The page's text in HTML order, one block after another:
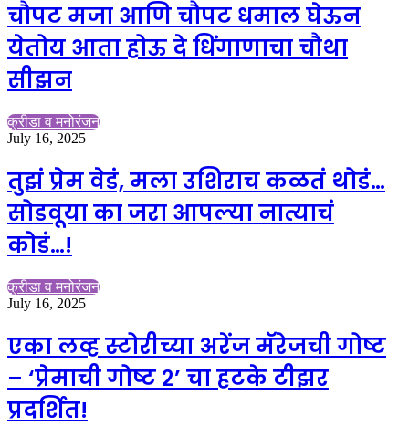
चौपट मजा आणि चौपट धमाल घेऊन
येतोय आता होऊ दे धिंगाणाचा चौथा
सीझन
क्रीडा व मनोरंजन
July 16, 2025
तुझं प्रेम वेडं, मला उशिराच कळतं थोडं…
सोडवूया का जरा आपल्या नात्याचं
कोडं…!
क्रीडा व मनोरंजन
July 16, 2025
एका लव्ह स्टोरीच्या अरेंज मॅरेजची गोष्ट
– ‘प्रेमाची गोष्ट २’ चा हटके टीझर
प्रदर्शित!